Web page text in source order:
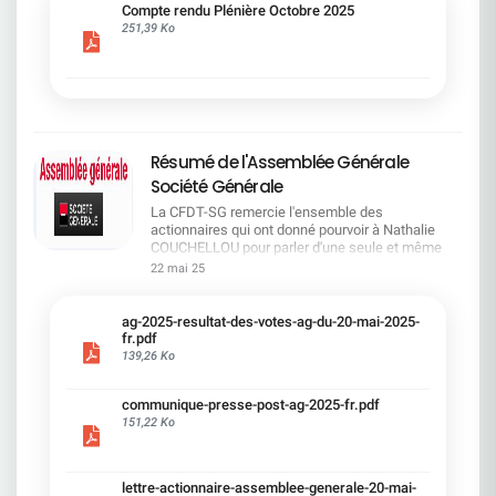
cadre du dialogue social.Bonne lecture !
Compte rendu Plénière Octobre 2025
251,39 Ko
Résumé de l'Assemblée Générale
Société Générale
La CFDT-SG remercie l'ensemble des
actionnaires qui ont donné pourvoir à Nathalie
COUCHELLOU pour parler d'une seule et même
voix.L'assemblée Générale s'est ouverte avec 4
souligné la forte amélioration en 2024 de tous les
facteurs financiers et le premier trimestre 2025
encourageant.Le Directeur Général, Slawomir
solide. Etre une banque simple et intégrée. Etre
une banque efficace. Etre une banque rentable. Le
22 mai 25
ag-2025-resultat-des-votes-ag-du-20-mai-2025-
fr.pdf
139,26 Ko
communique-presse-post-ag-2025-fr.pdf
151,22 Ko
lettre-actionnaire-assemblee-generale-20-mai-